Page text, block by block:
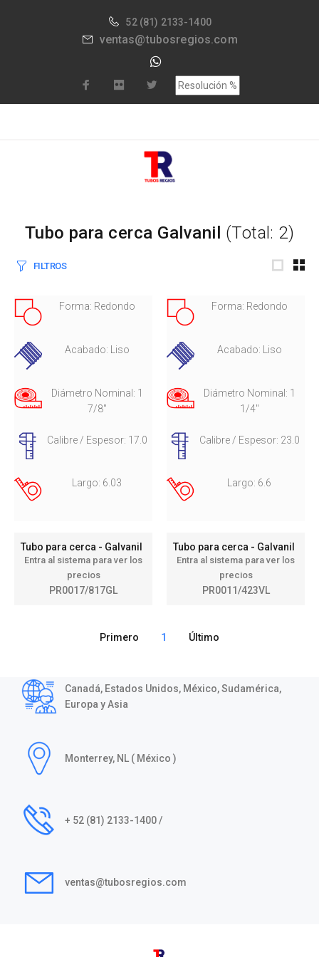
52 (81) 2133-1400
ventas@tubosregios.com
Tubo para cerca Galvanil (Total: 2)
FILTROS
Forma: Redondo
Acabado: Liso
Diámetro Nominal: 1
7/8"
Calibre / Espesor: 17.0
Largo: 6.03
Tubo para cerca - Galvanil
Entra al sistema para ver los
precios
PR0017/817GL
Forma: Redondo
Acabado: Liso
Diámetro Nominal: 1
1/4"
Calibre / Espesor: 23.0
Largo: 6.6
Tubo para cerca - Galvanil
Entra al sistema para ver los
precios
PR0011/423VL
Primero 1 Último
Canadá, Estados Unidos, México, Sudamérica,
Europa y Asia
Monterrey, NL ( México )
+ 52 (81) 2133-1400 /
ventas@tubosregios.com